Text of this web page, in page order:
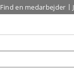
Find en medarbejder